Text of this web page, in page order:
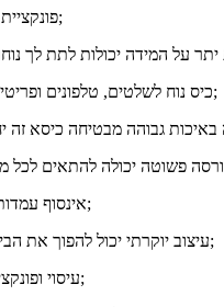
1> פונקציית שכיבה חשמלית;
3> כיס נוח לשלטים, טלפונים ופריטים קטנים אחרים;
6> אינסוף עמדות בלחיצת כפתור;
7> עיצוב יוקרתי יכול להפוך את הבית שלך לחמימות;
8> עיסוי ופונקציית חימום זמינים;